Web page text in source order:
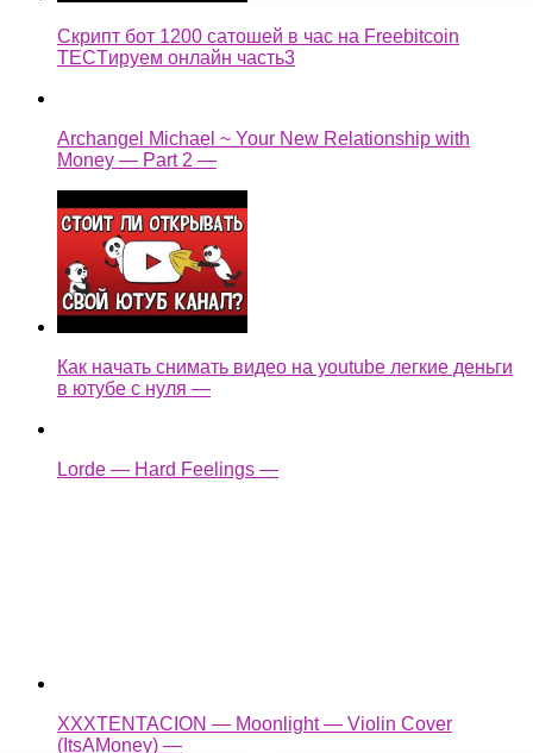
Скрипт бот 1200 сатошей в час на Freebitcoin
TECTируем онлайн часть3
Archangel Michael ~ Your New Relationship with
Money — Part 2 —
Как начать снимать видео на youtube легкие деньги
в ютубе с нуля —
Lorde — Hard Feelings —